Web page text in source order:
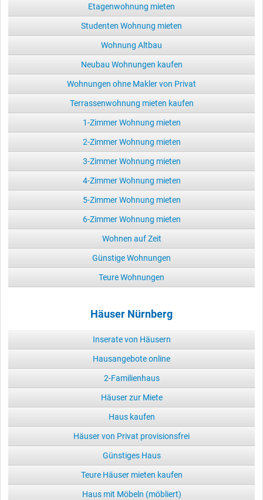
Etagenwohnung mieten
Studenten Wohnung mieten
Wohnung Altbau
Neubau Wohnungen kaufen
Wohnungen ohne Makler von Privat
Terrassenwohnung mieten kaufen
1-Zimmer Wohnung mieten
2-Zimmer Wohnung mieten
3-Zimmer Wohnung mieten
4-Zimmer Wohnung mieten
5-Zimmer Wohnung mieten
6-Zimmer Wohnung mieten
Wohnen auf Zeit
Günstige Wohnungen
Teure Wohnungen
Häuser Nürnberg
Inserate von Häusern
Hausangebote online
2-Familienhaus
Häuser zur Miete
Haus kaufen
Häuser von Privat provisionsfrei
Günstiges Haus
Teure Häuser mieten kaufen
Haus mit Möbeln (möbliert)